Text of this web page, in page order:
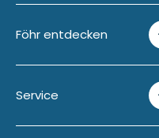
Föhr entdecken
Service